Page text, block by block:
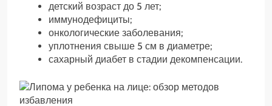
детский возраст до 5 лет;
иммунодефициты;
онкологические заболевания;
уплотнения свыше 5 см в диаметре;
сахарный диабет в стадии декомпенсации.